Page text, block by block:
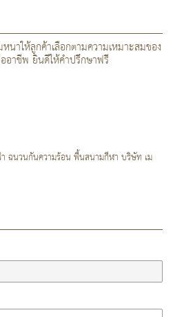
าให้ลูกค้าเลือกตามความเหมาะสมของ
อาชีพ ยินดีให้คำปรึกษาฟรี
ฉนวนกันความร้อน พื้นสนามกีฬา บริษัท เม